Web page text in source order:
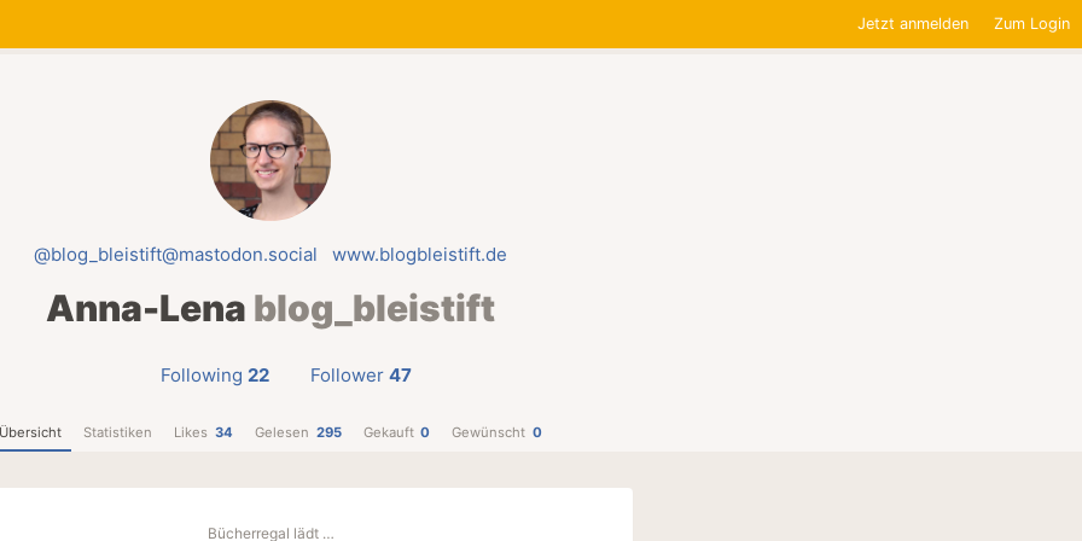
Jetzt anmelden Zum Login
@blog_bleistift@mastodon.social www.blogbleistift.de
Anna-Lena blog_bleistift
Following 22 Follower 47
Übersicht Statistiken Likes 34 Gelesen 295 Gekauft 0 Gewünscht 0
Bücherregal lädt …